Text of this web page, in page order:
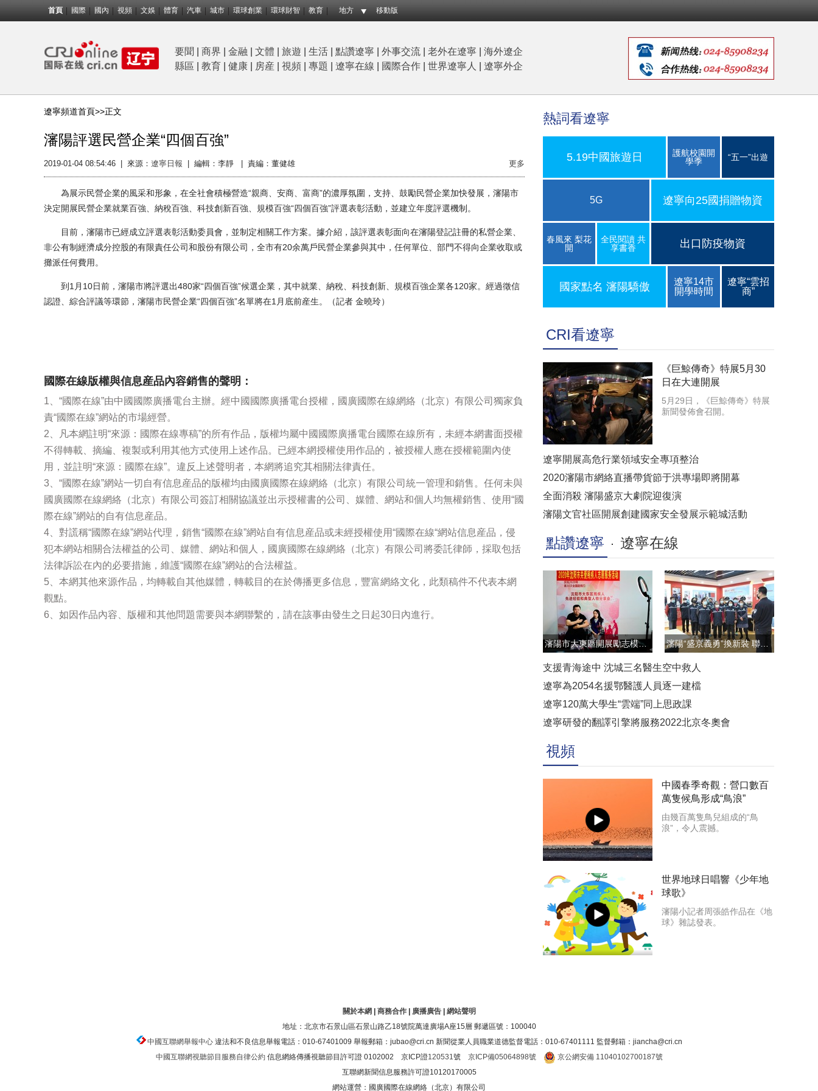
首頁 國際 國內 視頻 文娛 體育 汽車 城市 環球創業 環球財智 教育 地方 移動版
要聞 商界 金融 文體 旅遊 生活 點讚遼寧 外事交流 老外在遼寧
海外遼企
縣區
教育 健康 房産 視頻 專題 遼寧在線 國際合作 世界遼寧人 遼寧外企
遼寧頻道首頁>>正文
瀋陽評選民營企業“四個百強”
2019-01-04 08:54:46 來源： 遼寧日報 編輯：李靜 | 責編：董健雄 更多
為展示民營企業的風采和形象，在全社會積極營造“親商、安商、富商”的濃厚氛圍，支持、鼓勵民營企業加快發展，瀋陽市
決定開展民營企業就業百強、納稅百強、科技創新百強、規模百強“四個百強”評選表彰活動，並建立年度評選機制。
目前，瀋陽市已經成立評選表彰活動委員會，並制定相關工作方案。據介紹，該評選表彰面向在瀋陽登記註冊的私營企業、
非公有制經濟成分控股的有限責任公司和股份有限公司，全市有20余萬戶民營企業參與其中，任何單位、部門不得向企業收取或
攤派任何費用。
到1月10日前，瀋陽市將評選出480家“四個百強”候選企業，其中就業、納稅、科技創新、規模百強企業各120家。經過徵信
認證、綜合評議等環節，瀋陽市民營企業“四個百強”名單將在1月底前産生。（記者 金曉玲）
國際在線版權與信息産品內容銷售的聲明：
1、“國際在線”由中國國際廣播電台主辦。經中國國際廣播電台授權，國廣國際在線網絡（北京）有限公司獨家負
責“國際在線”網站的市場經營。
2、凡本網註明“來源：國際在線專稿”的所有作品，版權均屬中國國際廣播電台國際在線所有，未經本網書面授權
不得轉載、摘編、複製或利用其他方式使用上述作品。已經本網授權使用作品的，被授權人應在授權範圍內使
用，並註明“來源：國際在線”。違反上述聲明者，本網將追究其相關法律責任。
3、“國際在線”網站一切自有信息産品的版權均由國廣國際在線網絡（北京）有限公司統一管理和銷售。任何未與
國廣國際在線網絡（北京）有限公司簽訂相關協議並出示授權書的公司、媒體、網站和個人均無權銷售、使用“國
際在線”網站的自有信息産品。
4、對謊稱“國際在線”網站代理，銷售“國際在線”網站自有信息産品或未經授權使用“國際在線“網站信息産品，侵
犯本網站相關合法權益的公司、媒體、網站和個人，國廣國際在線網絡（北京）有限公司將委託律師，採取包括
法律訴訟在內的必要措施，維護“國際在線”網站的合法權益。
5、本網其他來源作品，均轉載自其他媒體，轉載目的在於傳播更多信息，豐富網絡文化，此類稿件不代表本網
觀點。
6、如因作品內容、版權和其他問題需要與本網聯繫的，請在該事由發生之日起30日內進行。
熱詞看遼寧
5.19中國旅遊日
護航校園開
學季
“五一”出遊
5G 遼寧向25國捐贈物資
春風來 梨花
開
全民閱讀 共
享書香
出口防疫物資
國家點名 瀋陽驕傲
遼寧14市
開學時間
遼寧“雲招
商”
CRI看遼寧
《巨鯨傳奇》特展5月30
日在大連開展
5月29日，《巨鯨傳奇》特展
新聞發佈會召開。
遼寧開展高危行業領域安全專項整治
2020瀋陽市網絡直播帶貨節于洪專場即將開幕
全面消殺 瀋陽盛京大劇院迎復演
瀋陽文官社區開展創建國家安全發展示範城活動
點讚遼寧 遼寧在線
瀋陽市大東區開展勵志模範雲直播訪談活動
支援青海途中 沈城三名醫生空中救人
遼寧為2054名援鄂醫護人員逐一建檔
遼寧120萬大學生“雲端”同上思政課
遼寧研發的翻譯引擎將服務2022北京冬奧會
視頻
中國春季奇觀：營口數百
萬隻候鳥形成“鳥浪”
由幾百萬隻鳥兒組成的“鳥
浪”，令人震撼。
世界地球日唱響《少年地
球歌》
瀋陽小記者周張皓作品在《地
球》雜誌發表。
關於本網 商務合作| 廣播廣告| 網站聲明
地址：北京市石景山區石景山路乙18號院萬達廣場A座15層 郵遞區號：100040
中國互聯網舉報中心違法和不良信息舉報電話：010-67401009 舉報郵箱：jubao@cri.cn 新聞從業人員職業道德監督電話：010-67401111 監督郵箱：jiancha@cri.cn
中國互聯網視聽節目服務自律公約信息網絡傳播視聽節目許可證 0102002 京ICP證120531號 京ICP備05064898號
京公網安備 11040102700187號
互聯網新聞信息服務許可證10120170005
網站運營：國廣國際在線網絡（北京）有限公司